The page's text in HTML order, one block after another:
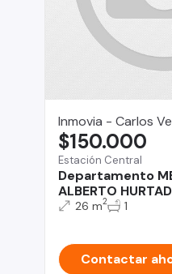
Inmovia - Carlos
Estación Central
Departamento
ALBERTO
$150.000
26 m2 1
Contactar